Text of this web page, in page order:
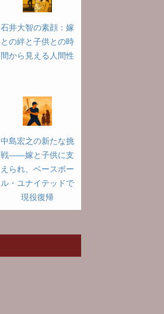
石井大智の素顔：嫁
との絆と子供との時
間から見える人間性
中島宏之の新たな挑
戦――嫁と子供に支
えられ、ベースボー
ル・ユナイテッドで
現役復帰